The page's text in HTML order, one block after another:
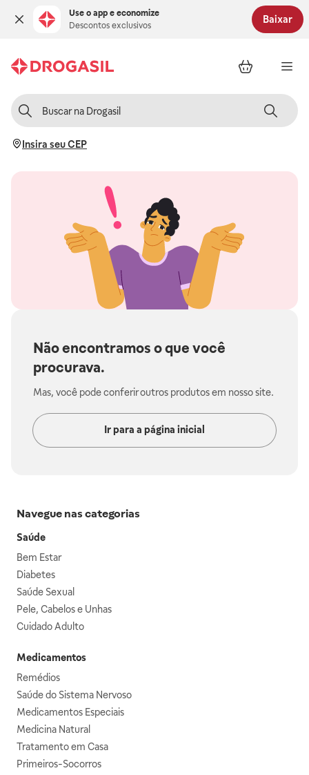
Use o app e economize
Descontos exclusivos
Baixar
Insira seu CEP
Não encontramos o que você
procurava.
Mas, você pode conferir outros produtos em nosso site.
Ir para a página inicial
Navegue nas categorias
Saúde
Bem Estar
Diabetes
Saúde Sexual
Pele, Cabelos e Unhas
Cuidado Adulto
Medicamentos
Remédios
Saúde do Sistema Nervoso
Medicamentos Especiais
Medicina Natural
Tratamento em Casa
Primeiros-Socorros